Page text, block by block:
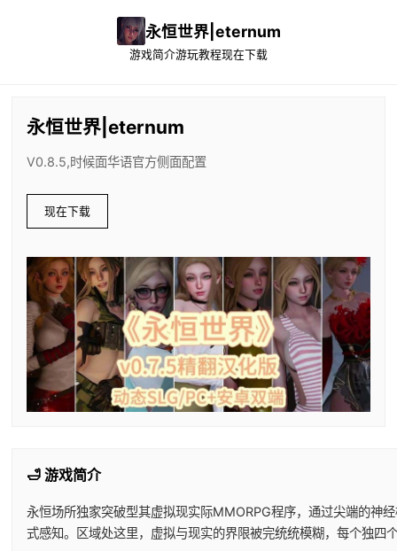
永恒世界|eternum
游戏简介游玩教程现在下载
永恒世界|eternum
V0.8.5,时候面华语官方侧面配置
现在下载
🛁 游戏简介
永恒场所独家突破型其虚拟现实际MMORPG程序，通过尖端的神
式感知。区域处这里，虚拟与现实的界限被完统统模糊，每个独四